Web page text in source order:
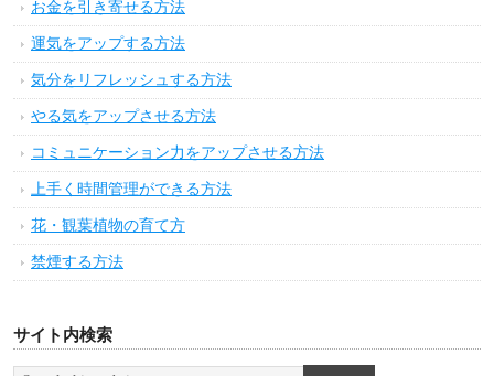
お金を引き寄せる方法
運気をアップする方法
気分をリフレッシュする方法
やる気をアップさせる方法
コミュニケーション力をアップさせる方法
上手く時間管理ができる方法
花・観葉植物の育て方
禁煙する方法
サイト内検索